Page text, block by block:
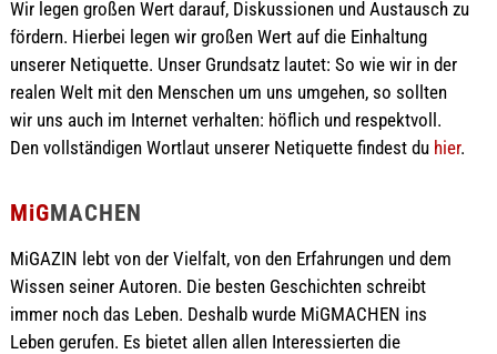
Wir legen großen Wert darauf, Diskussionen und Austausch zu
fördern. Hierbei legen wir großen Wert auf die Einhaltung
unserer Netiquette. Unser Grundsatz lautet: So wie wir in der
realen Welt mit den Menschen um uns umgehen, so sollten
wir uns auch im Internet verhalten: höflich und respektvoll.
Den vollständigen Wortlaut unserer Netiquette findest du hier.
MiGMACHEN
MiGAZIN lebt von der Vielfalt, von den Erfahrungen und dem
Wissen seiner Autoren. Die besten Geschichten schreibt
immer noch das Leben. Deshalb wurde MiGMACHEN ins
Leben gerufen. Es bietet allen allen Interessierten die